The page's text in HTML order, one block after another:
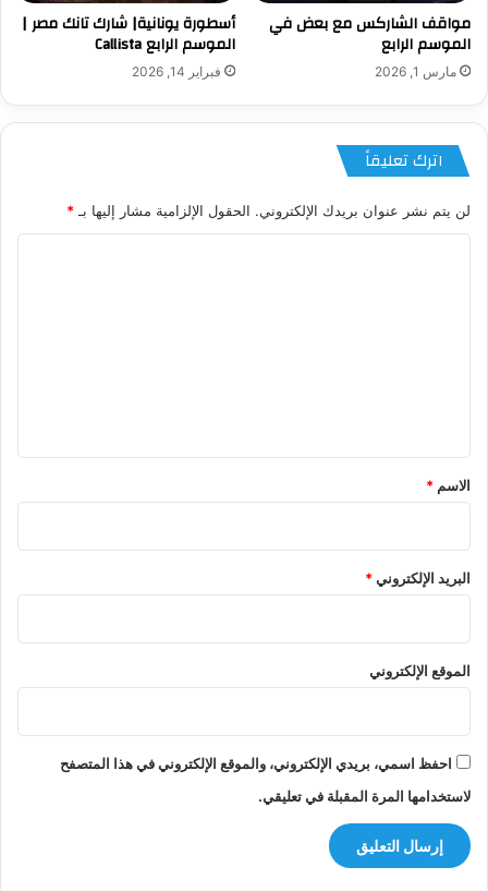
مواقف الشاركس مع بعض في
الموسم الرابع
مارس 1, 2026
أسطورة يونانية| شارك تانك مصر |
الموسم الرابع Callista
فبراير 14, 2026
اترك تعليقاً
لن يتم نشر عنوان بريدك الإلكتروني. الحقول الإلزامية مشار إليها بـ *
*
الاسم *
البريد الإلكتروني*
الموقع الإلكتروني
احفظ اسمي، بريدي الإلكتروني، والموقع الإلكتروني في هذا المتصفح
لاستخدامها المرة المقبلة في تعليقي.